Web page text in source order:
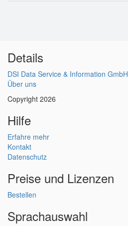
Details
DSI Data Service & Information GmbH
Über uns
Copyright 2026
Hilfe
Erfahre mehr
Kontakt
Datenschutz
Preise und Lizenzen
Bestellen
Sprachauswahl